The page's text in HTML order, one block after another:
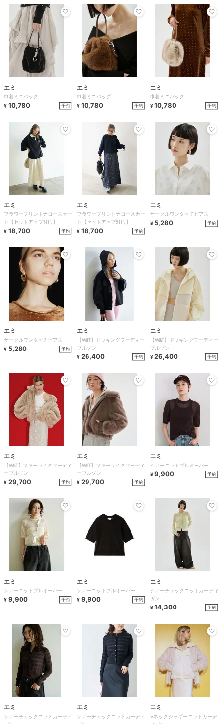
エミ
巾着ミニバッグ
¥ 10,780 予約
エミ
巾着ミニバッグ
¥ 10,780 予約
エミ
巾着ミニバッグ
¥ 10,780 予約
エミ
フラワープリントナロースカー
ト【セットアップ対応】
¥ 18,700 予約
エミ
フラワープリントナロースカー
ト【セットアップ対応】
¥ 18,700 予約
エミ
サークルワンタッチピアス
¥ 5,280 予約
エミ
サークルワンタッチピアス
¥ 5,280 予約
エミ
【W&T】ドッキングフーディー
ブルゾン
¥ 26,400 予約
エミ
【W&T】ドッキングフーディー
ブルゾン
¥ 26,400 予約
エミ
【W&T】ファーライクフーディ
ーブルゾン
¥ 29,700 予約
エミ
【W&T】ファーライクフーディ
ーブルゾン
¥ 29,700 予約
エミ
シアーニットプルオーバー
¥ 9,900 予約
エミ
シアーニットプルオーバー
¥ 9,900 予約
エミ
シアーニットプルオーバー
¥ 9,900 予約
エミ
シアーチェックニットカーディ
ガン
¥ 14,300 予約
エミ
シアーチェックニットカーディ
エミ
シアーチェックニットカーディ
エミ
Vネックシャギーニットカーデ